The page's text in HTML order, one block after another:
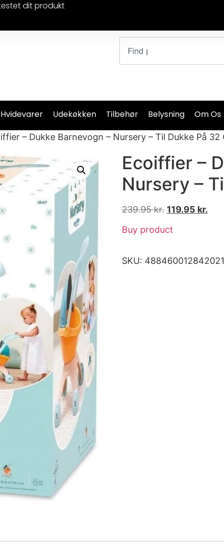
dit produkt
Udekøkken Tilbehør Belysning Om Os
– Dukke Barnevogn – Nursery – Til Dukke På 32
Ecoiffier –
Nursery –
239.95kr. 119.95 kr.
Buy product
SKU: